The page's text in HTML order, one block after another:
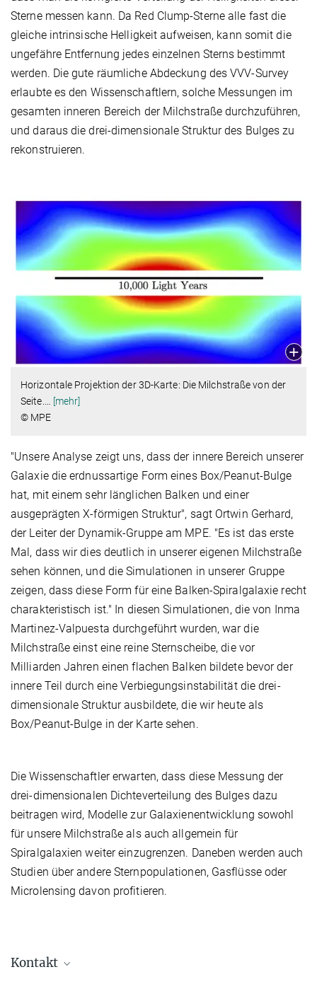
Sterne messen kann. Da Red Clump-Sterne alle fast die
gleiche intrinsische Helligkeit aufweisen, kann somit die
ungefähre Entfernung jedes einzelnen Sterns bestimmt
werden. Die gute räumliche Abdeckung des VVV-Survey
erlaubte es den Wissenschaftlern, solche Messungen im
gesamten inneren Bereich der Milchstraße durchzuführen,
und daraus die drei-dimensionale Struktur des Bulges zu
rekonstruieren.
Horizontale Projektion der 3D-Karte: Die Milchstraße von der
Seite.
[mehr]
© MPE
"Unsere Analyse zeigt uns, dass der innere Bereich unserer
Galaxie die erdnussartige Form eines Box/Peanut-Bulge
hat, mit einem sehr länglichen Balken und einer
ausgeprägten X-förmigen Struktur", sagt Ortwin Gerhard,
der Leiter der Dynamik-Gruppe am MPE. "Es ist das erste
Mal, dass wir dies deutlich in unserer eigenen Milchstraße
sehen können, und die Simulationen in unserer Gruppe
zeigen, dass diese Form für eine Balken-Spiralgalaxie recht
charakteristisch ist." In diesen Simulationen, die von Inma
Martinez-Valpuesta durchgeführt wurden, war die
Milchstraße einst eine reine Sternscheibe, die vor
Milliarden Jahren einen flachen Balken bildete bevor der
innere Teil durch eine Verbiegungsinstabilität die drei-
dimensionale Struktur ausbildete, die wir heute als
Box/Peanut-Bulge in der Karte sehen.
Die Wissenschaftler erwarten, dass diese Messung der
drei-dimensionalen Dichteverteilung des Bulges dazu
beitragen wird, Modelle zur Galaxienentwicklung sowohl
für unsere Milchstraße als auch allgemein für
Spiralgalaxien weiter einzugrenzen. Daneben werden auch
Studien über andere Sternpopulationen, Gasflüsse oder
Microlensing davon profitieren.
Kontakt